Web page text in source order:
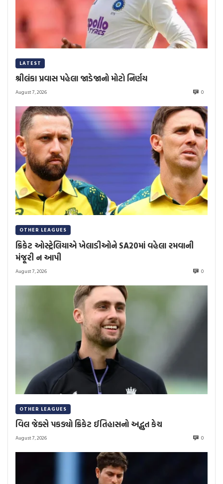
LATEST
શ્રીલંકા પ્રવાસ પહેલા જાડેજાનો મોટો નિર્ણય
August 7, 2026 0
OTHER LEAGUES
ક્રિકેટ ઓસ્ટ્રેલિયાએ ખેલાડીઓને SA20માં વહેલા રમવાની
મંજૂરી ન આપી
August 7, 2026 0
OTHER LEAGUES
વિલ જેક્સે પકડ્યો ક્રિકેટ ઈતિહાસનો અદ્ભુત કેચ
August 7, 2026 0